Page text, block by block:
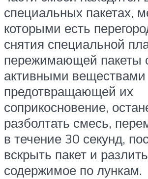
специальных пакетах,
которыми есть
снятия специальной
пережимающей пакеты
активными веществами
предотвращающей их
соприкосновение,
разболтать смесь,
в течение 30 секунд,
вскрыть пакет и разлить
содержимое по лункам.